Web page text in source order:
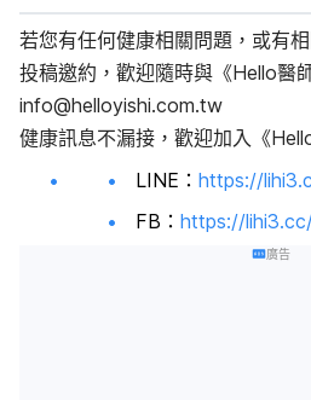
若您有任何健康相關問題，或有
投稿邀約，歡迎隨時與《Hello醫
info@helloyishi.com.tw
健康訊息不漏接，歡迎加入《
LINE ： https://
FB ： https://
廣告